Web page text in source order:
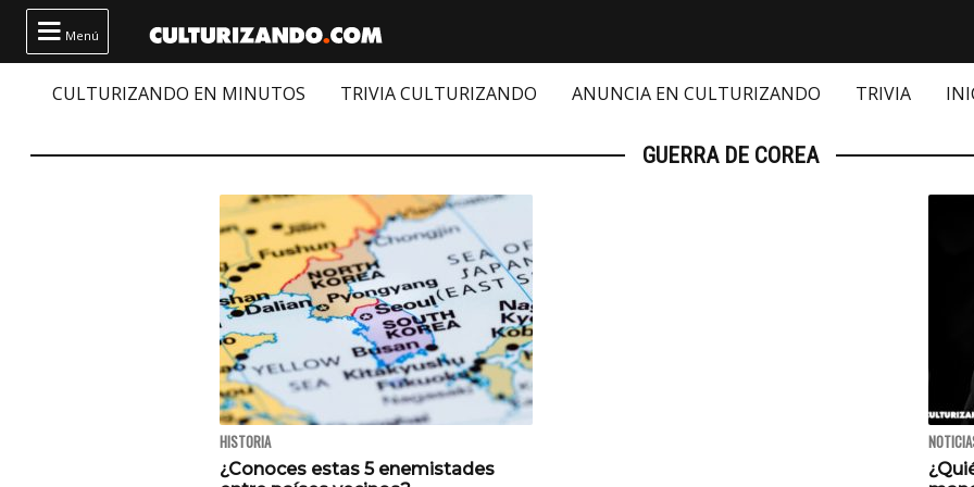
 Menú
CULTURIZANDO EN MINUTOS TRIVIA CULTURIZANDO ANUNCIA EN CULTURIZANDO TRIVIA
GUERRA DE COREA
HISTORIA
¿Conoces estas 5 enemistades